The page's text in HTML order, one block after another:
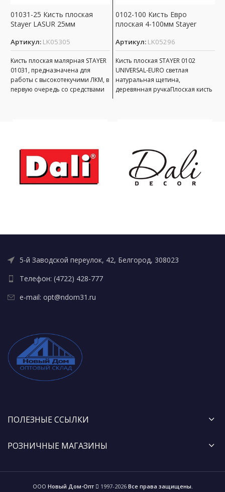
01031-25 Кисть плоская
Stayer LASUR 25мм
Артикул: LK05305
Кисть плоская малярная STAYER
01031, предназначена для
работы с высокотекучими ЛКМ, в
первую очередь со средствами
0102-100 Кисть Евро
плоская 4-100мм Stayer
Артикул: LK05296
Кисть плоская STAYER 0102
UNIVERSAL-EURO светлая
натуральная щетина,
деревянная ручкаПлоская кисть
используется для работ с
5-й Заводской переулок, 42, Белгород, 308023
Телефон: (4722) 428-777
e-mail: opt@ndom31.ru
ПОЛЕЗНЫЕ ССЫЛКИ
РОЗНИЧНЫЕ МАГАЗИНЫ
ООО Новый Дом-Опт 1997-2026 Все права защищены.